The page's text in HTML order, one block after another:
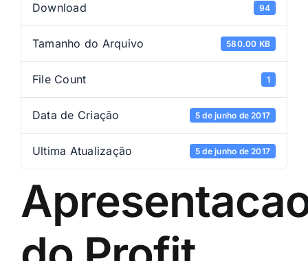
Download 94
Tamanho do Arquivo 580.00 KB
File Count 1
Data de Criação 5 de junho de 2017
Ultima Atualização 5 de junho de 2017